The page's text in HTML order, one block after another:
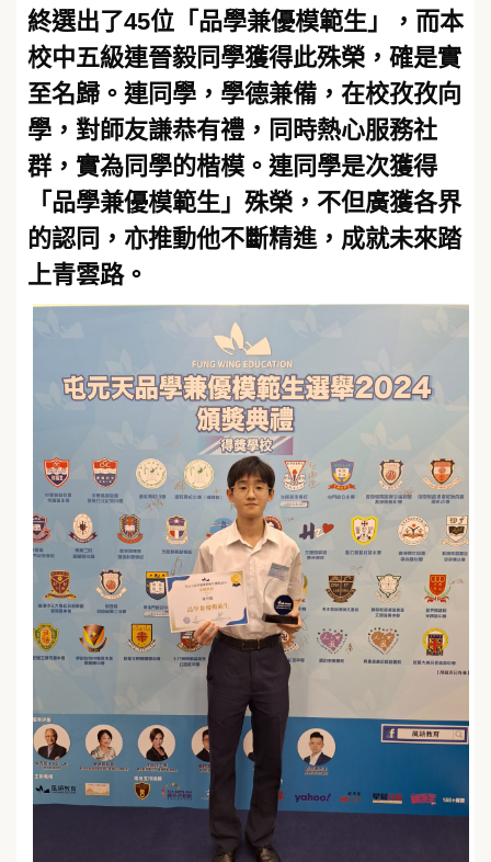
終選出了45位「品學兼優模範生」，而本
校中五級連晉毅同學獲得此殊榮，確是實
至名歸。連同學，學德兼備，在校孜孜向
學，對師友謙恭有禮，同時熱心服務社
群，實為同學的楷模。連同學是次獲得
「品學兼優模範生」殊榮，不但廣獲各界
的認同，亦推動他不斷精進，成就未來踏
上青雲路。